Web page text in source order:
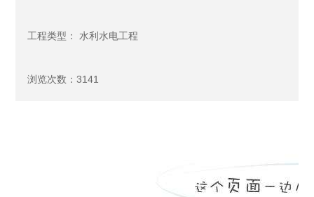
工程类型： 水利水电工程
浏览次数：3141